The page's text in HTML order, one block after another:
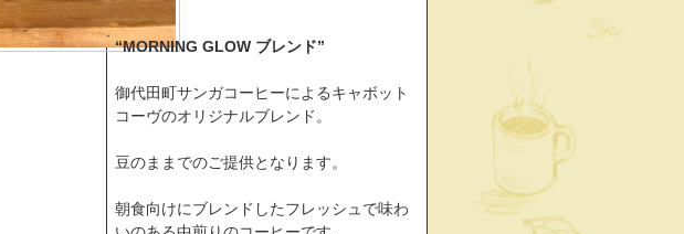
“MORNING GLOW ブレンド”
御代田町サンガコーヒーによるキャボット
コーヴのオリジナルブレンド。
豆のままでのご提供となります。
朝食向けにブレンドしたフレッシュで味わ